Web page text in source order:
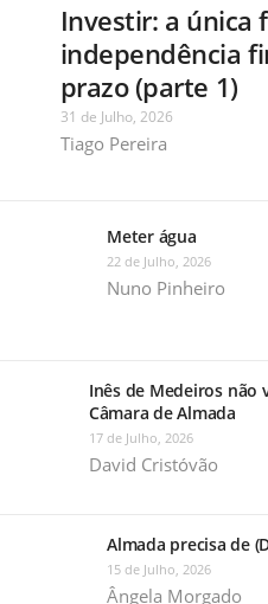
Investir: a única
independência
prazo (parte 1)
31 de Julho, 2026
Tiago Pereira
Meter água
22 de Julho, 2026
Nuno Pinheiro
Inês de Medeiros não
Câmara de Almada
17 de Julho, 2026
David Cristóvão
Almada precisa de
15 de Julho, 2026
Ângela Morgado